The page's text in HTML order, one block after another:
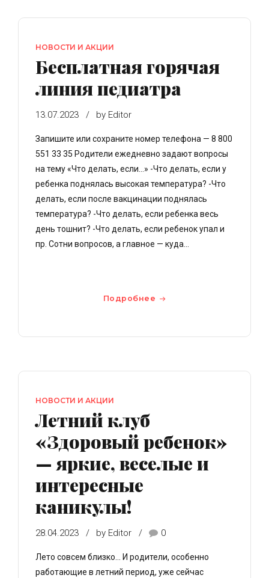
НОВОСТИ И АКЦИИ
Бесплатная горячая
линия педиатра
13.07.2023 by Editor
Запишите или сохраните номер телефона — 8 800
551 33 35 Родители ежедневно задают вопросы
на тему «Что делать, если…» -Что делать, если у
ребенка поднялась высокая температура? -Что
делать, если после вакцинации поднялась
температура? -Что делать, если ребенка весь
день тошнит? -Что делать, если ребенок упал и
пр. Сотни вопросов, а главное — куда...
Подробнее
НОВОСТИ И АКЦИИ
Летний клуб
«Здоровый ребенок»
— яркие, веселые и
интересные
каникулы!
28.04.2023 by Editor 0
Лето совсем близко… И родители, особенно
работающие в летний период, уже сейчас